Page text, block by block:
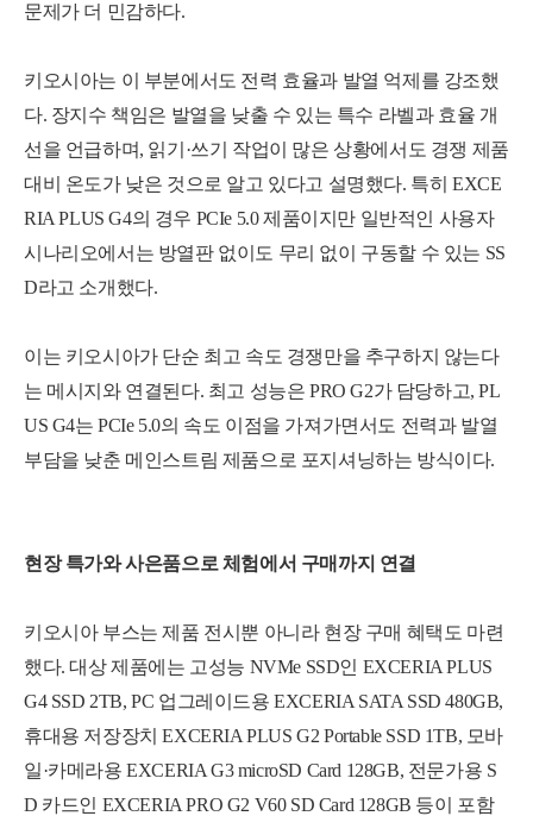
문제가 더 민감하다.
키오시아는 이 부분에서도 전력 효율과 발열 억제를 강조했
다. 장지수 책임은 발열을 낮출 수 있는 특수 라벨과 효율 개
선을 언급하며, 읽기·쓰기 작업이 많은 상황에서도 경쟁 제품
대비 온도가 낮은 것으로 알고 있다고 설명했다. 특히 EXCE
RIA PLUS G4의 경우 PCIe 5.0 제품이지만 일반적인 사용자
시나리오에서는 방열판 없이도 무리 없이 구동할 수 있는 SS
D라고 소개했다.
이는 키오시아가 단순 최고 속도 경쟁만을 추구하지 않는다
는 메시지와 연결된다. 최고 성능은 PRO G2가 담당하고, PL
US G4는 PCIe 5.0의 속도 이점을 가져가면서도 전력과 발열
부담을 낮춘 메인스트림 제품으로 포지셔닝하는 방식이다.
현장 특가와 사은품으로 체험에서 구매까지 연결
키오시아 부스는 제품 전시뿐 아니라 현장 구매 혜택도 마련
했다.대상 제품에는 고성능 NVMe SSD인 EXCERIA PLUS
G4 SSD 2TB, PC 업그레이드용 EXCERIA SATA SSD 480GB,
휴대용 저장장치 EXCERIA PLUS G2 Portable SSD 1TB, 모바
일·카메라용 EXCERIA G3 microSD Card 128GB, 전문가용 S
D 카드인 EXCERIA PRO G2 V60 SD Card 128GB 등이 포함